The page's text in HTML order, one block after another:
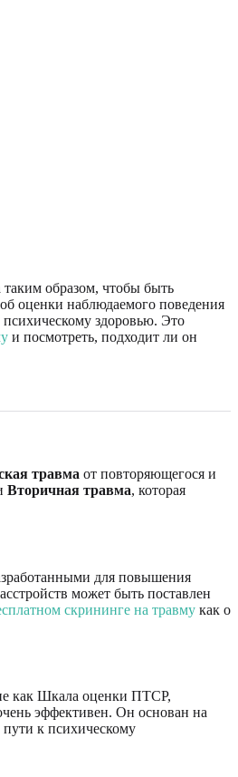
образом, чтобы быть
оценки наблюдаемого поведения
здоровью. Это
и посмотреть, подходит ли он
травма от повторяющегося и
Вторичная травма, которая
для повышения
может быть поставлен
скрининге на травму как о
как Шкала оценки ПТСР,
эффективен. Он основан на
к психическому